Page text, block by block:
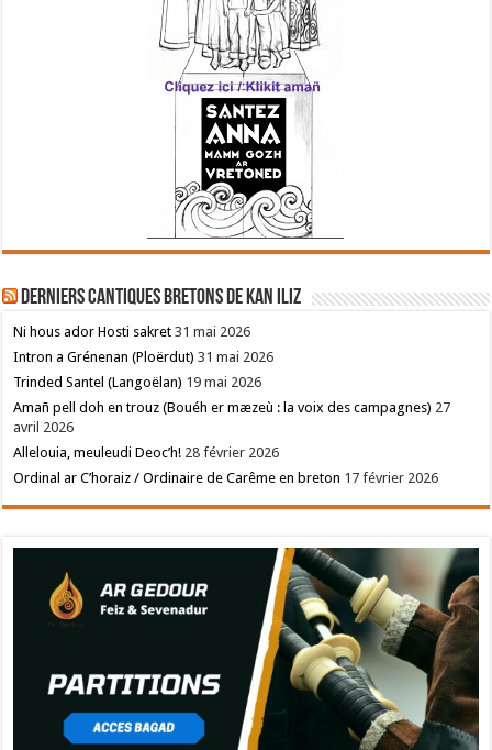
Derniers cantiques bretons de Kan Iliz
Ni hous ador Hosti sakret 31 mai 2026
Intron a Grénenan (Ploërdut) 31 mai 2026
Trinded Santel (Langoëlan) 19 mai 2026
Amañ pell doh en trouz (Bouéh er mæzeù : la voix des campagnes) 27
avril 2026
Allelouia, meuleudi Deoc’h! 28 février 2026
Ordinal ar C’horaiz / Ordinaire de Carême en breton 17 février 2026